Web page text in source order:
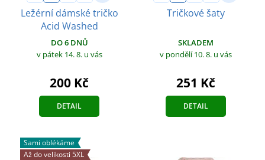
Ležérní dámské tričko
Acid Washed
DO 6 DNŮ
v pátek 14. 8. u vás
200 Kč
DETAIL
Tričkové šaty
SKLADEM
v pondělí 10. 8. u vás
251 Kč
DETAIL
Sami oblékáme
Až do velikosti 5XL